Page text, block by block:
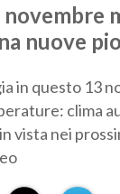
nuove
in questo 13
clima
vista nei